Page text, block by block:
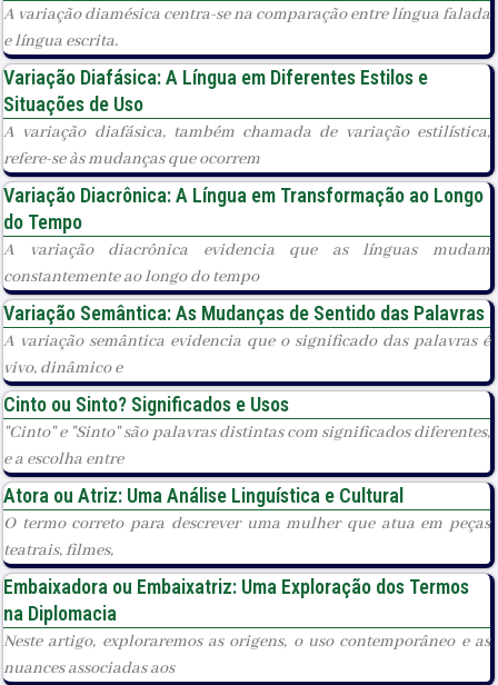
A variação diamésica centra-se na comparação entre língua falada
e língua escrita.
Variação Diafásica: A Língua em Diferentes Estilos e
Situações de Uso
A variação diafásica, também chamada de variação estilística,
refere-se às mudanças que ocorrem
Variação Diacrônica: A Língua em Transformação ao Longo
do Tempo
A variação diacrônica evidencia que as línguas mudam
constantemente ao longo do tempo
Variação Semântica: As Mudanças de Sentido das Palavras
A variação semântica evidencia que o significado das palavras é
vivo, dinâmico e
Cinto ou Sinto? Significados e Usos
"Cinto" e "Sinto" são palavras distintas com significados diferentes,
e a escolha entre
Atora ou Atriz: Uma Análise Linguística e Cultural
O termo correto para descrever uma mulher que atua em peças
teatrais, filmes,
Embaixadora ou Embaixatriz: Uma Exploração dos Termos
na Diplomacia
Neste artigo, exploraremos as origens, o uso contemporâneo e as
nuances associadas aos